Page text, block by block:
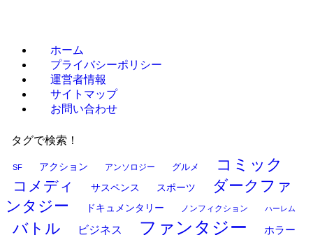
ホーム
プライバシーポリシー
運営者情報
サイトマップ
お問い合わせ
タグで検索！
SF アクション アンソロジー グルメ コミック
コメディ サスペンス スポーツ
ダークファ
ンタジー
ドキュメンタリー ノンフィクション ハーレム
バトル ビジネス ファンタジー ホラー